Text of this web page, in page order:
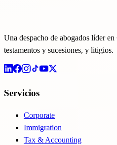
Una despacho de abogados líder
testamentos y sucesiones, y litigios.
Servicios
Corporate
Immigration
Tax & Accounting